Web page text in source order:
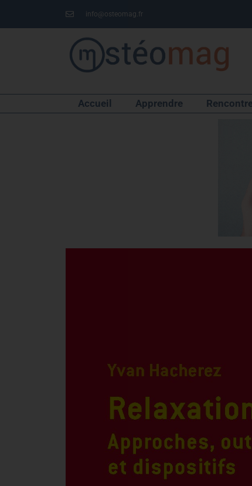
info@osteomag.fr
Accueil Apprendre